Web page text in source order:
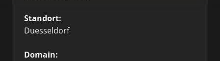
Standort:
Duesseldorf
Domain: